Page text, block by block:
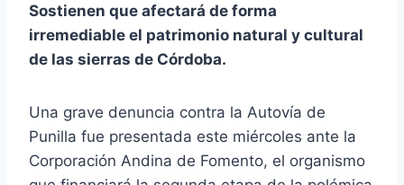
Sostienen que afectará de forma
irremediable el patrimonio natural y cultural
de las sierras de Córdoba.
Una grave denuncia contra la Autovía de
Punilla fue presentada este miércoles ante la
Corporación Andina de Fomento, el organismo